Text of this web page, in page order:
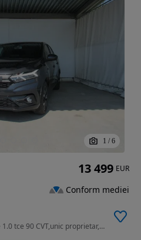
1 / 6
999 cm3 • 90 CP • Logan Prestige 1.0 tce 90 CVT,unic proprietar,garantie,22896 km
13 499 EUR
Conform mediei